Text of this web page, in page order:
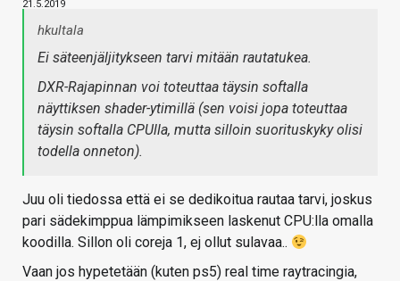
21.5.2019
hkultala
Ei säteenjäljitykseen tarvi mitään rautatukea.
DXR-Rajapinnan voi toteuttaa täysin softalla
näyttiksen shader-ytimillä (sen voisi jopa toteuttaa
täysin softalla CPUlla, mutta silloin suorituskyky olisi
todella onneton).
Juu oli tiedossa että ei se dedikoitua rautaa tarvi, joskus
pari sädekimppua lämpimikseen laskenut CPU:lla omalla
koodilla. Sillon oli coreja 1, ej ollut sulavaa..
Vaan jos hypetetään (kuten ps5) real time raytracingia,